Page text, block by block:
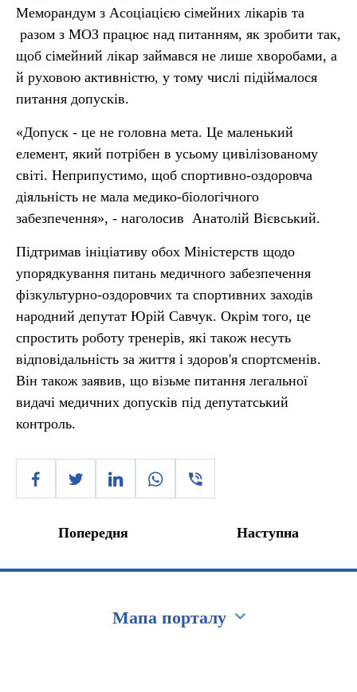
Меморандум з Асоціацією сімейних лікарів та
разом з МОЗ працює над питанням, як зробити так,
щоб сімейний лікар займався не лише хворобами, а
й руховою активністю, у тому числі підіймалося
питання допусків.
«Допуск - це не головна мета. Це маленький
елемент, який потрібен в усьому цивілізованому
світі. Неприпустимо, щоб спортивно-оздоровча
діяльність не мала медико-біологічного
забезпечення», - наголосив Анатолій Вієвський.
Підтримав ініціативу обох Міністерств щодо
упорядкування питань медичного забезпечення
фізкультурно-оздоровчих та спортивних заходів
народний депутат Юрій Савчук. Окрім того, це
спростить роботу тренерів, які також несуть
відповідальність за життя і здоров'я спортсменів.
Він також заявив, що візьме питання легальної
видачі медичних допусків під депутатський
контроль.
Попередня Наступна
Мапа порталу